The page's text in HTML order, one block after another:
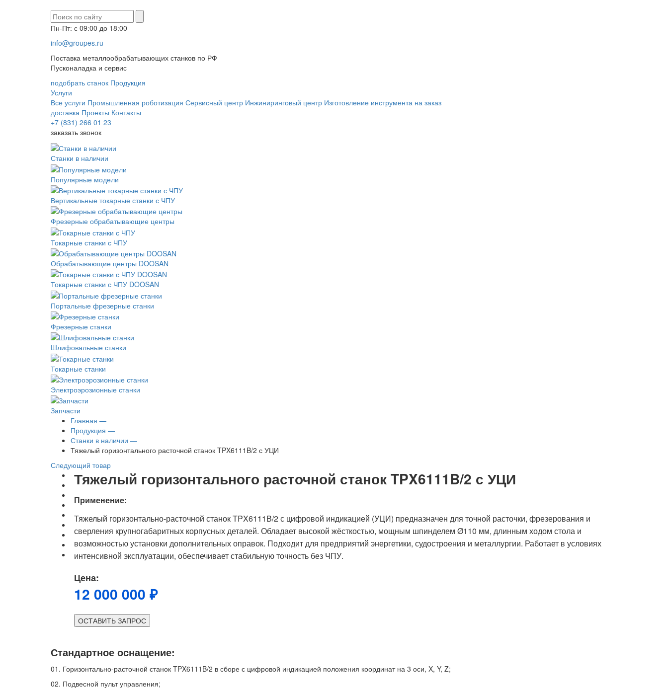
Пн-Пт: с 09:00 до 18:00
info@groupes.ru
Поставка металлообрабатывающих станков по РФ
Пусконаладка и сервис
подобрать станок Продукция
Услуги
Все услуги Промышленная роботизация Сервисный центр Инжиниринговый центр Изготовление инструмента на заказ
доставка Проекты Контакты
+7 (831) 266 01 23
заказать звонок
Станки в наличии
Популярные модели
Вертикальные токарные станки с ЧПУ
Фрезерные обрабатывающие центры
Токарные станки с ЧПУ
Обрабатывающие центры DOOSAN
Токарные станки с ЧПУ DOOSAN
Портальные фрезерные станки
Фрезерные станки
Шлифовальные станки
Токарные станки
Электроэрозионные станки
Запчасти
Главная —
Продукция —
Станки в наличии —
Тяжелый горизонтального расточной станок TPX6111B/2 с УЦИ
Следующий товар
Тяжелый горизонтального расточной станок TPX6111B/2 с УЦИ
Применение:
Тяжелый горизонтально-расточной станок TPX6111B/2 с цифровой индикацией (УЦИ) предназначен для точной расточки, фрезерования и
сверления крупногабаритных корпусных деталей. Обладает высокой жёсткостью, мощным шпинделем Ø110 мм, длинным ходом стола и
возможностью установки дополнительных оправок. Подходит для предприятий энергетики, судостроения и металлургии. Работает в условиях
интенсивной эксплуатации, обеспечивает стабильную точность без ЧПУ.
Цена:
12 000 000 ₽
ОСТАВИТЬ ЗАПРОС
Стандартное оснащение:
01. Горизонтально-расточной станок TPX6111B/2 в сборе с цифровой индикацией положения координат на 3 оси, X, Y, Z;
02. Подвесной пульт управления;